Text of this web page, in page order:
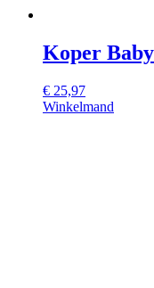
Koper
€ 25,97
Winkelmand